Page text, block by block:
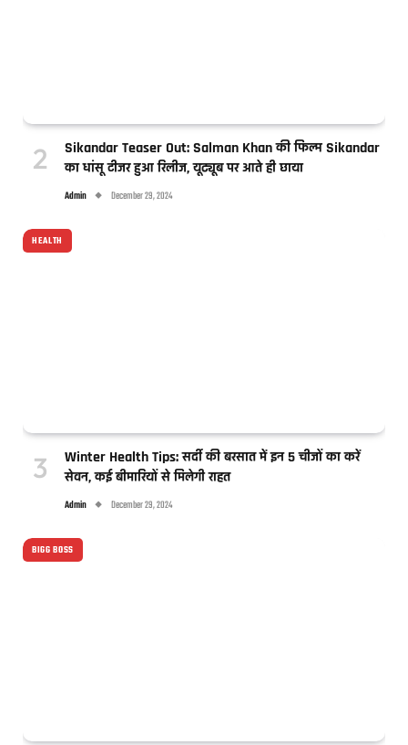
Sikandar Teaser Out: Salman Khan की फिल्म Sikandar
का धांसू टीजर हुआ रिलीज, यूट्यूब पर आते ही छाया
Admin December 29, 2024
HEALTH
Winter Health Tips: सर्दी की बरसात में इन 5 चीजों का करें
सेवन, कई बीमारियों से मिलेगी राहत
Admin December 29, 2024
BIGG BOSS